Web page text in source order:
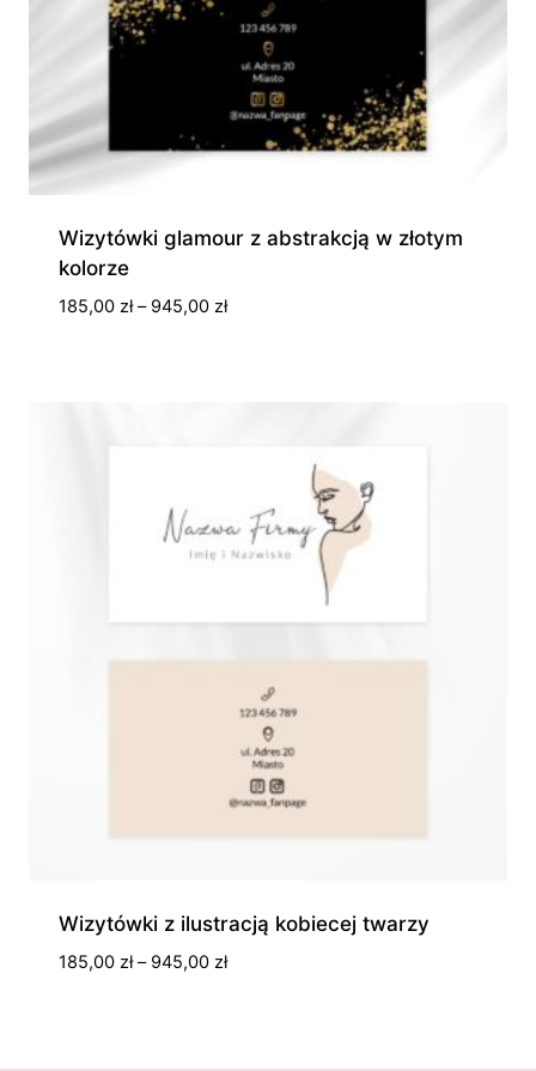
Wizytówki glamour z abstrakcją w złotym
kolorze
185,00 zł – 945,00 złZakres
Wizytówki z ilustracją kobiecej twarzy
185,00 zł – 945,00 złZakres